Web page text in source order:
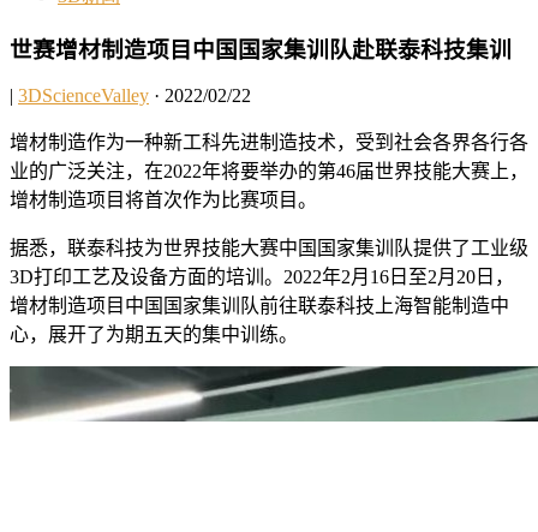
世赛增材制造项目中国国家集训队赴联泰科技集训
| 3DScienceValley · 2022/02/22
增材制造作为一种新工科先进制造技术，受到社会各界各行各
业的广泛关注，在2022年将要举办的第46届世界技能大赛上，
增材制造项目将首次作为比赛项目。
据悉，联泰科技为世界技能大赛中国国家集训队提供了工业级
3D打印工艺及设备方面的培训。2022年2月16日至2月20日，
增材制造项目中国国家集训队前往联泰科技上海智能制造中
心，展开了为期五天的集中训练。